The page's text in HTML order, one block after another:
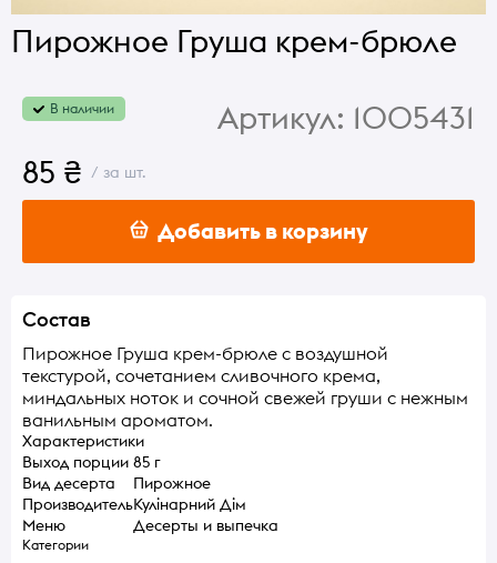
Пирожное Груша крем-брюле
В наличии Артикул: 1005431
85 ₴ / за шт.
Добавить в корзину
Состав
Пирожное Груша крем-брюле с воздушной
текстурой, сочетанием сливочного крема,
миндальных ноток и сочной свежей груши с нежным
ванильным ароматом.
Характеристики
Выход порции 85 г
Вид десерта
Пирожное
ПроизводительКулінарний Дім
Меню
Десерты и выпечка
Категории